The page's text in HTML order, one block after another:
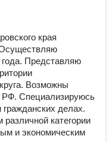
края
Представляю
Возможны
РФ. Специализируюсь
делах.
категории
и экономическим